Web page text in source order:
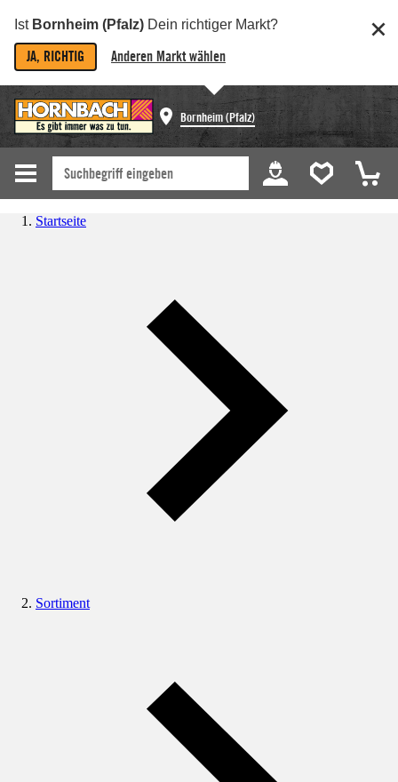
Ist Bornheim (Pfalz) Dein richtiger Markt?
JA, RICHTIG Anderen Markt wählen
Bornheim (Pfalz)
Startseite
Sortiment